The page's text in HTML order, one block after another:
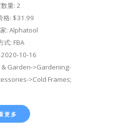
量: 2
格: $31.99
: Alphatool
式: FBA
2020-10-16
& Garden->Gardening-
>Cold Frames;
更多